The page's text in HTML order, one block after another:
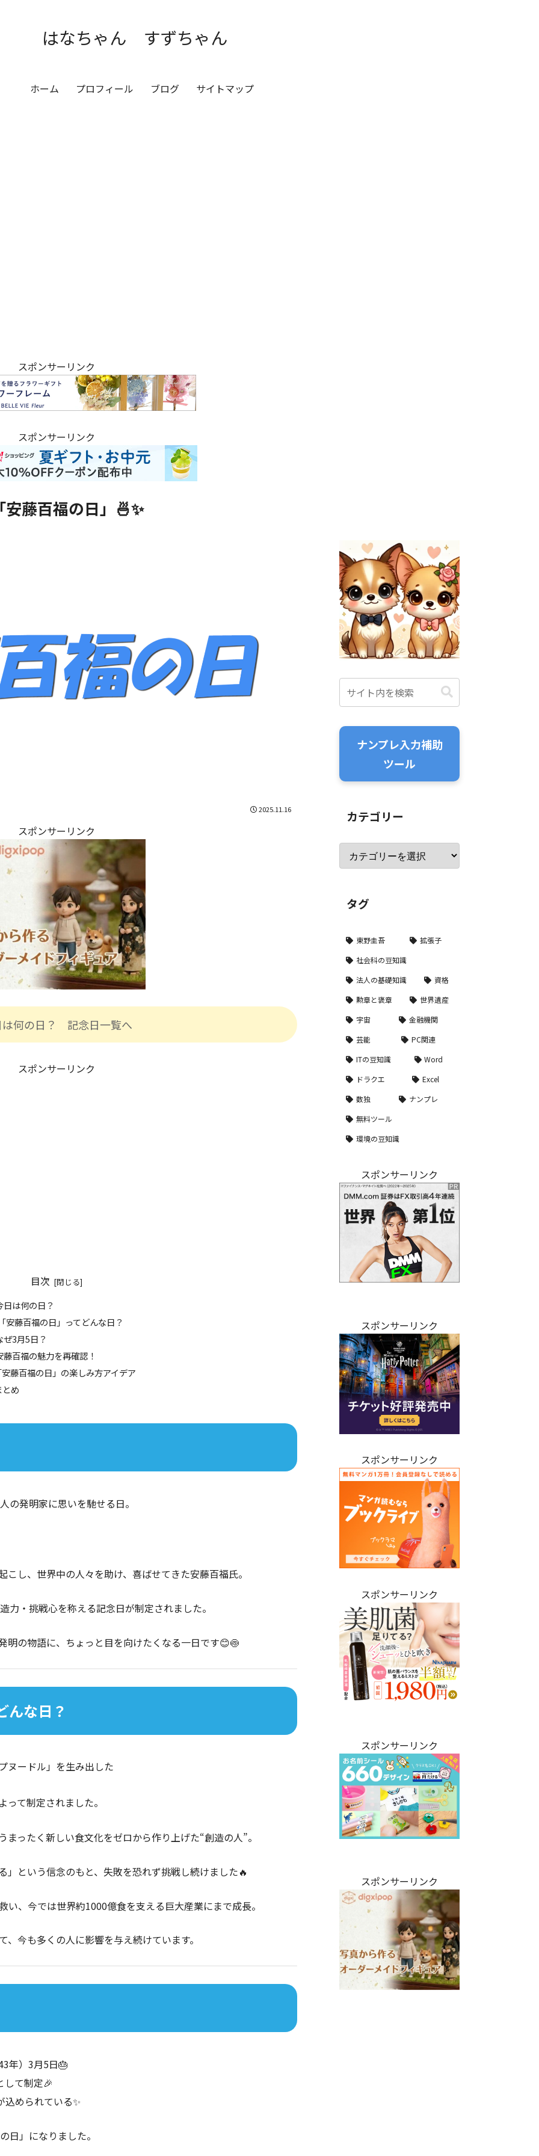
はなちゃん すずちゃん
ホーム プロフィール ブログ サイトマップ
スポンサーリンク
スポンサーリンク
藤百福の日」🍜✨
2025.11.16
スポンサーリンク
は何の日？ 記念日一覧へ
スポンサーリンク
目次
日は何の日？
安藤百福の日」ってどんな日？
ぜ3月5日？
藤百福の魅力を再確認！
藤百福の日」の楽しみ方アイデア
とめ
の発明家に思いを馳せる日。
し、世界中の人々を助け、喜ばせてきた安藤百福氏。
・挑戦心を称える記念日が制定されました。
明の物語に、ちょっと目を向けたくなる一日です😊🍥
んな日？
ヌードル」を生み出した
って制定されました。
ったく新しい食文化をゼロから作り上げた“創造の人”。
」という信念のもと、失敗を恐れず挑戦し続けました🔥
、今では世界約1000億食を支える巨大産業にまで成長。
今も多くの人に影響を与え続けています。
年）3月5日🎂
して制定🎉
められている✨
日」になりました。
ナンプレ入力補助
ツール
カテゴリー
タグ
東野圭吾
拡張子
社会科の豆知識
法人の基礎知識
資格
勲章と褒章
世界遺産
宇宙
金融機関
芸能
PC関連
ITの豆知識
Word
ドラクエ
Excel
数独
ナンプレ
無料ツール
環境の豆知識
スポンサーリンク
スポンサーリンク
スポンサーリンク
スポンサーリンク
スポンサーリンク
スポンサーリンク